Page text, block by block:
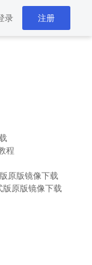
录 注册
程
原版镜像下载
原版镜像下载